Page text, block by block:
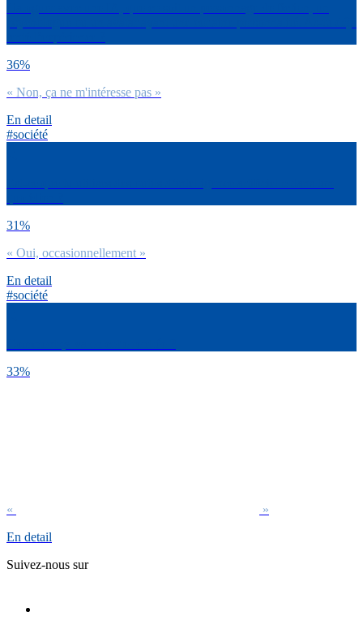
36%
« Non, ça ne m'intéresse pas »
En detail
#société
31%
« Oui, occasionnellement »
En detail
#société
33%
«
»
En detail
Suivez-nous sur